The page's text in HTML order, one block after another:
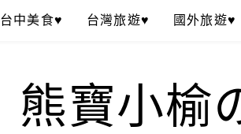
台中美食♥ 台灣旅遊♥ 國外旅遊♥
熊寶小榆